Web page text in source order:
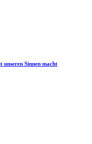
Sinnen macht